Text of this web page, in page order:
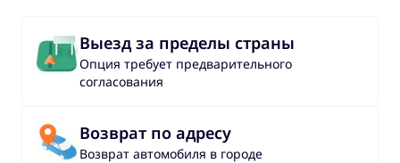
Выезд за пределы страны
Опция требует предварительного
согласования
Возврат по адресу
Возврат автомобиля в городе